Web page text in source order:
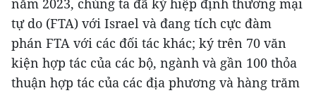
năm 2023, chúng ta đã ký hiệp định thương mại
tự do (FTA) với Israel và đang tích cực đàm
phán FTA với các đối tác khác; ký trên 70 văn
kiện hợp tác của các bộ, ngành và gần 100 thỏa
thuận hợp tác của các địa phương và hàng trăm